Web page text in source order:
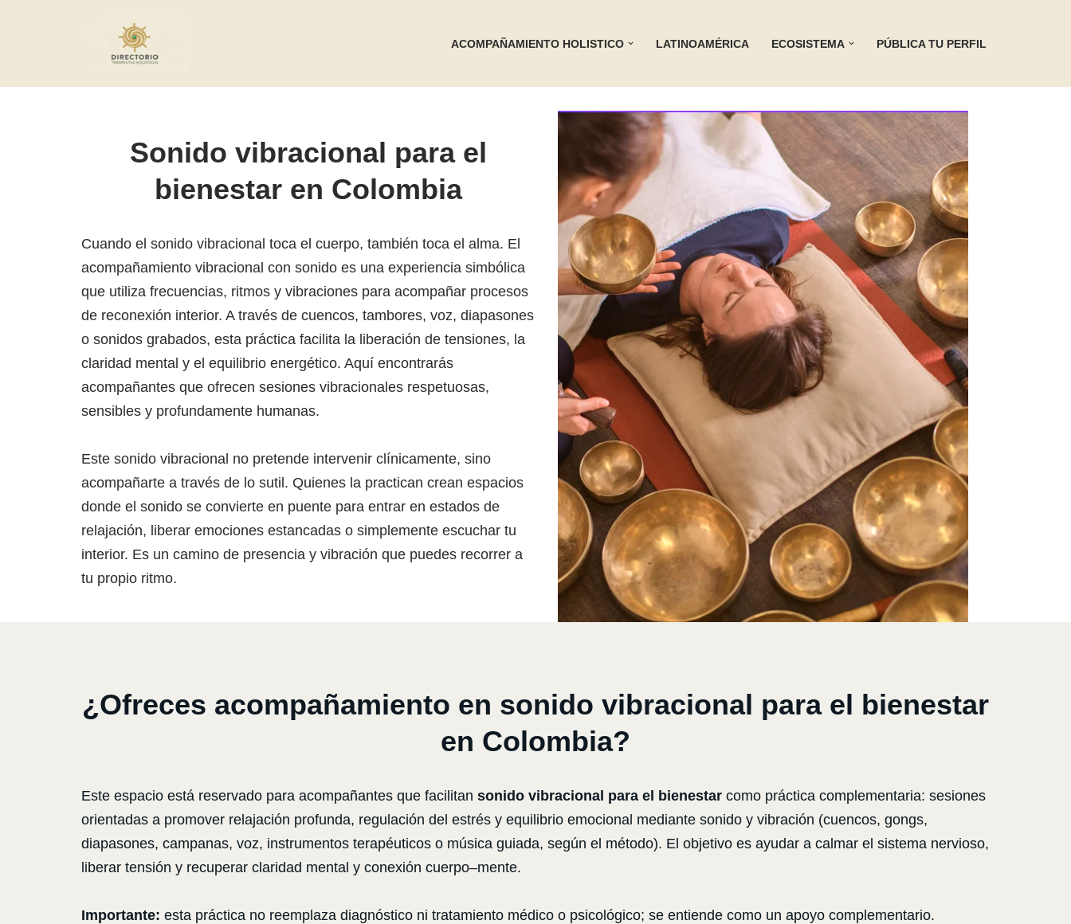
ACOMPAÑAMIENTO HOLISTICO LATINOAMÉRICA ECOSISTEMA PÚBLICA TU PERFIL
Sonido vibracional para el
bienestar en Colombia
Cuando el sonido vibracional toca el cuerpo, también toca el alma. El
acompañamiento vibracional con sonido es una experiencia simbólica
que utiliza frecuencias, ritmos y vibraciones para acompañar procesos
de reconexión interior. A través de cuencos, tambores, voz, diapasones
o sonidos grabados, esta práctica facilita la liberación de tensiones, la
claridad mental y el equilibrio energético. Aquí encontrarás
acompañantes que ofrecen sesiones vibracionales respetuosas,
sensibles y profundamente humanas.
Este sonido vibracional no pretende intervenir clínicamente, sino
acompañarte a través de lo sutil. Quienes la practican crean espacios
donde el sonido se convierte en puente para entrar en estados de
relajación, liberar emociones estancadas o simplemente escuchar tu
interior. Es un camino de presencia y vibración que puedes recorrer a
tu propio ritmo.
¿Ofreces acompañamiento en sonido vibracional para el bienestar
en Colombia?
Este espacio está reservado para acompañantes que facilitan sonido vibracional para el bienestar como práctica complementaria: sesiones
orientadas a promover relajación profunda, regulación del estrés y equilibrio emocional mediante sonido y vibración (cuencos, gongs,
diapasones, campanas, voz, instrumentos terapéuticos o música guiada, según el método). El objetivo es ayudar a calmar el sistema nervioso,
liberar tensión y recuperar claridad mental y conexión cuerpo–mente.
Importante: esta práctica no reemplaza diagnóstico ni tratamiento médico o psicológico; se entiende como un apoyo complementario.